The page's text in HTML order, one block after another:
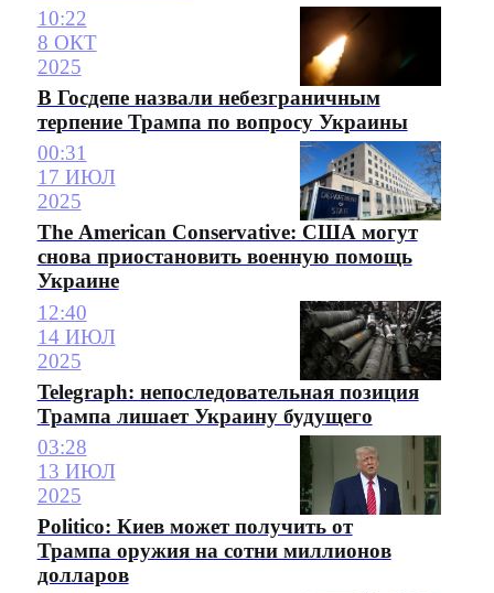
10:22
8 ОКТ
2025
В Госдепе назвали небезграничным
терпение Трампа по вопросу Украины
00:31
17 ИЮЛ
2025
The American Conservative: США могут
снова приостановить военную помощь
Украине
12:40
14 ИЮЛ
2025
Telegraph: непоследовательная позиция
Трампа лишает Украину будущего
03:28
13 ИЮЛ
2025
Politico: Киев может получить от
Трампа оружия на сотни миллионов
долларов